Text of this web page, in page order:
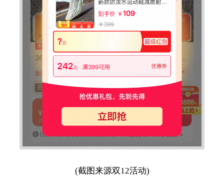
(截图来源双12活动)